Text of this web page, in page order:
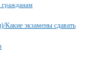
гражданам
Какие экзамены сдавать